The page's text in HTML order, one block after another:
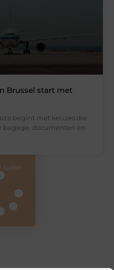
Brussel start met
begint met keuzes die
bagage, documenten en
laden